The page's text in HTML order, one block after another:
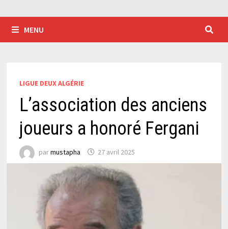
MENU
LIGUE DEUX ALGÉRIE
L’association des anciens
joueurs a honoré Fergani
parmustapha 27 avril 2025